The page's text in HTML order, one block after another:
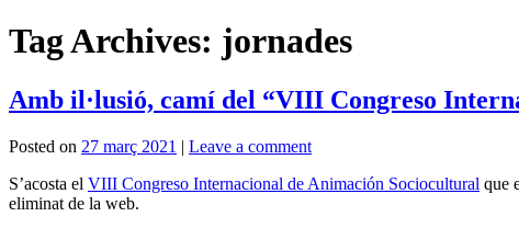
Tag Archives: jornades
Amb il·lusió, camí del “VIII Congreso
Posted on 27 març 2021 | Leave a comment
S’acosta el VIII Congreso Internacional de Animación Sociocultural que
eliminat de la web.